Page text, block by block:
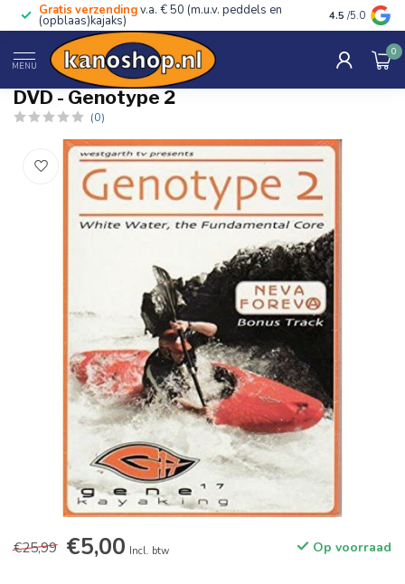
Gratis verzendingv.a. € 50 (m.u.v. peddels en
(opblaas)kajaks) Advies van
4.5 /5.0
MENU
0
Home / DVD - Genotype 2
DVD - Genotype 2
(0)
€25,99 €5,00 Incl. btw Op voorraad